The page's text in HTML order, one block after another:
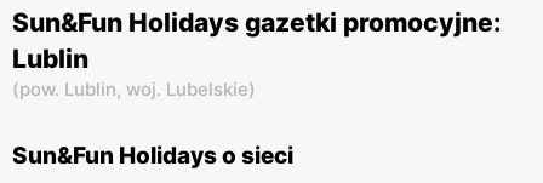
Sun&Fun Holidays gazetki promocyjne:
Lublin
(pow. Lublin, woj. Lubelskie)
Sun&Fun Holidays o sieci